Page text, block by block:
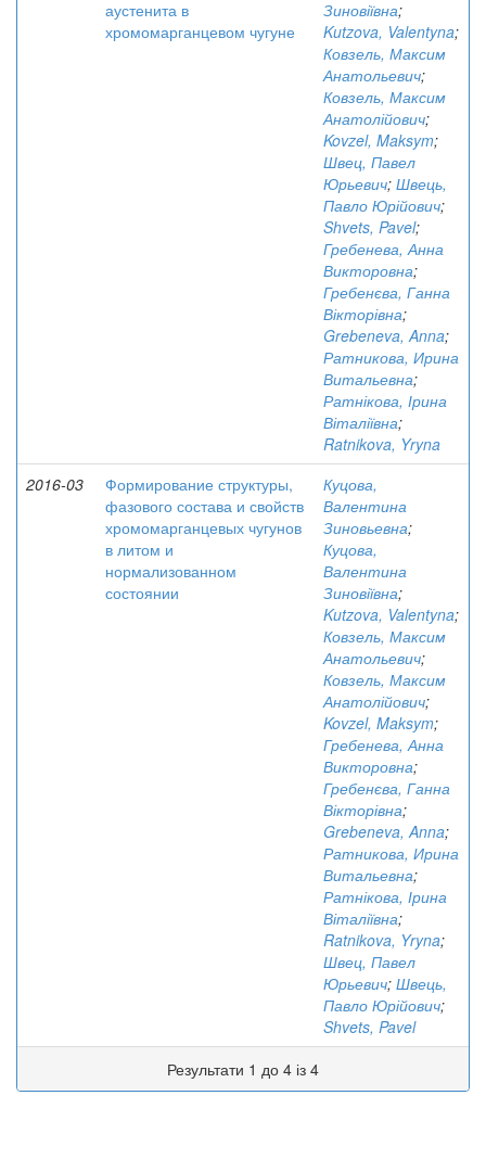
аустенита в
хромомарганцевом чугуне
Зиновіївна;
Kutzova, Valentyna;
Ковзель, Максим
Анатольевич;
Ковзель, Максим
Анатолійович;
Kovzel, Maksym;
Швец, Павел
Юрьевич; Швець,
Павло Юрійович;
Shvets, Pavel;
Гребенева, Анна
Викторовна;
Гребенєва, Ганна
Вікторівна;
Grebeneva, Anna;
Ратникова, Ирина
Витальевна;
Ратнікова, Ірина
Віталіївна;
Ratnikova, Yryna
2016-03
Формирование структуры,
фазового состава и свойств
хромомарганцевых чугунов
в литом и
нормализованном
состоянии
Куцова,
Валентина
Зиновьевна;
Куцова,
Валентина
Зиновіївна;
Kutzova, Valentyna;
Ковзель, Максим
Анатольевич;
Ковзель, Максим
Анатолійович;
Kovzel, Maksym;
Гребенева, Анна
Викторовна;
Гребенєва, Ганна
Вікторівна;
Grebeneva, Anna;
Ратникова, Ирина
Витальевна;
Ратнікова, Ірина
Віталіївна;
Ratnikova, Yryna;
Швец, Павел
Юрьевич; Швець,
Павло Юрійович;
Shvets, Pavel
Результати 1 до 4 із 4